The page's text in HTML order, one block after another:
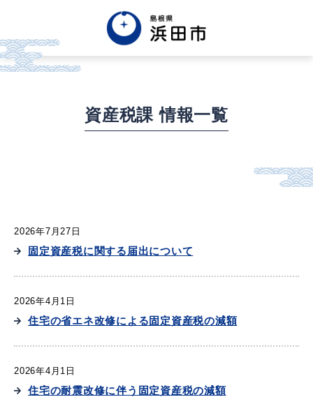
Tiếng việt
産業・ビジネス
教育・文化・
資産税課 情報一覧
2026年7月27日
固定資産税に関する届出について
2026年4月1日
住宅の省エネ改修による固定資産税の減額
2026年4月1日
住宅の耐震改修に伴う固定資産税の減額